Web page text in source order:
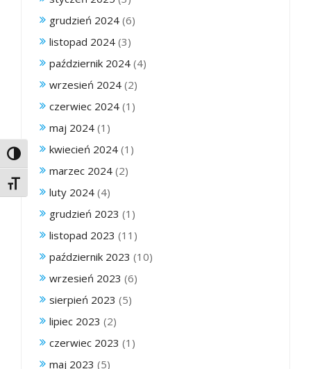
Toggle High Contrast
Toggle Font size
grudzień 2024 (6)
listopad 2024 (3)
październik 2024 (4)
wrzesień 2024 (2)
czerwiec 2024 (1)
maj 2024 (1)
kwiecień 2024 (1)
marzec 2024 (2)
luty 2024 (4)
grudzień 2023 (1)
listopad 2023 (11)
październik 2023 (10)
wrzesień 2023 (6)
sierpień 2023 (5)
lipiec 2023 (2)
czerwiec 2023 (1)
maj 2023 (5)